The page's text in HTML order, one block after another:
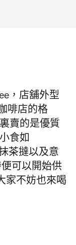
，店舖外型
啡店的格
賣的是優質
食如
茶撻以及意
可以開始供
家不妨也來喝